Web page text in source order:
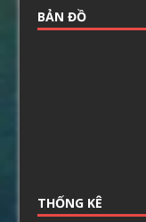
BẢN ĐỒ
THỐNG KÊ